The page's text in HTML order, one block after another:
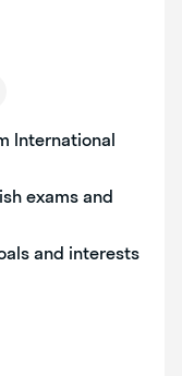
International
exams and
and interests